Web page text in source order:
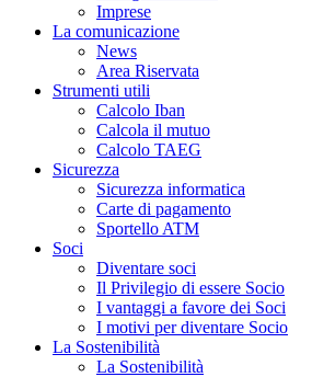
Imprese
La comunicazione
News
Area Riservata
Strumenti utili
Calcolo Iban
Calcola il mutuo
Calcolo TAEG
Sicurezza
Sicurezza informatica
Carte di pagamento
Sportello ATM
Soci
Diventare soci
Il Privilegio di essere Socio
I vantaggi a favore dei Soci
I motivi per diventare Socio
La Sostenibilità
La Sostenibilità